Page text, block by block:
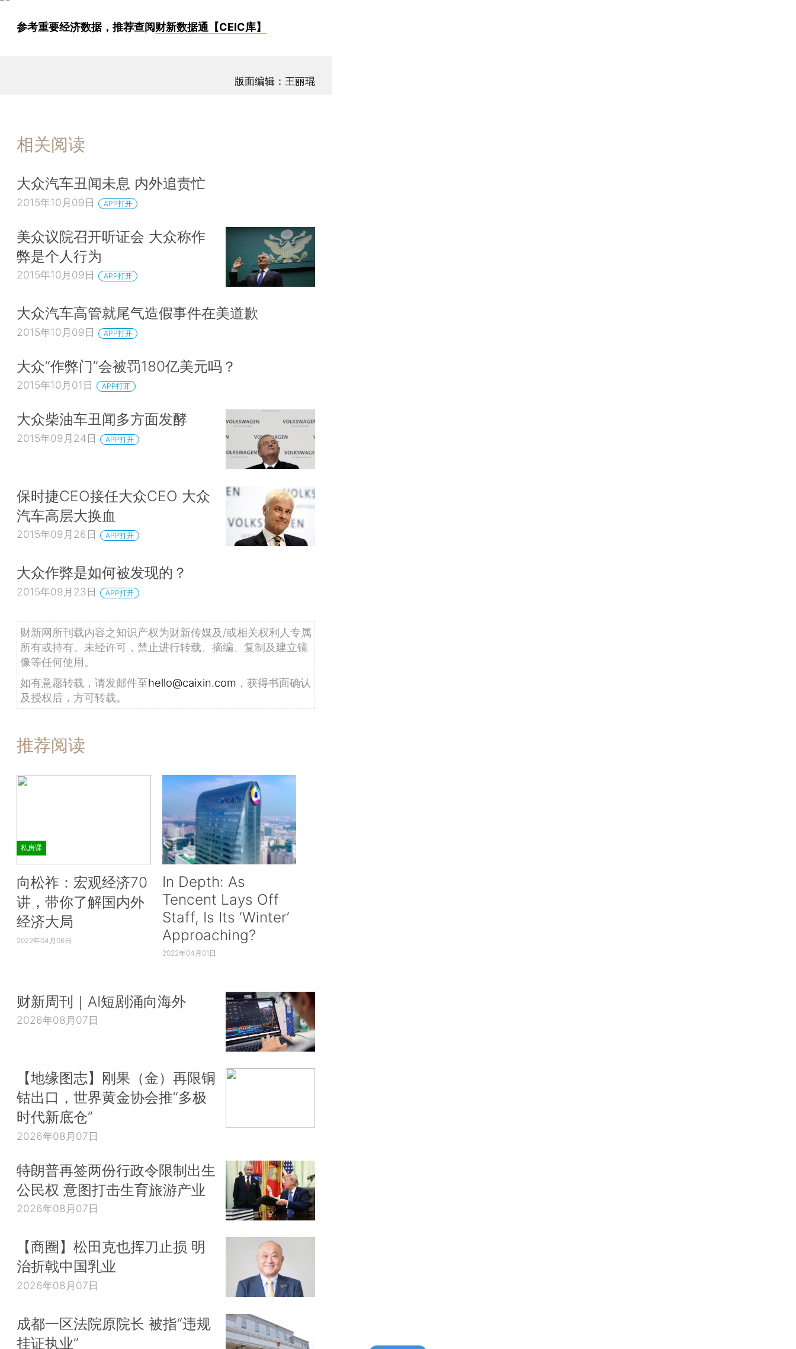
参考重要经济数据，推荐查阅财新数据通【CEIC库】
版面编辑：王丽琨
相关阅读
大众汽车丑闻未息 内外追责忙
2015年10月09日 APP打开
美众议院召开听证会 大众称作
弊是个人行为
2015年10月09日 APP打开
大众汽车高管就尾气造假事件在美道歉
2015年10月09日 APP打开
大众“作弊门”会被罚180亿美元吗？
2015年10月01日 APP打开
大众柴油车丑闻多方面发酵
2015年09月24日 APP打开
保时捷CEO接任大众CEO 大众
汽车高层大换血
2015年09月26日 APP打开
大众作弊是如何被发现的？
2015年09月23日 APP打开
财新网所刊载内容之知识产权为财新传媒及/或相关权利人专属
所有或持有。未经许可，禁止进行转载、摘编、复制及建立镜
像等任何使用。
如有意愿转载，请发邮件至hello@caixin.com ，获得书面确认
及授权后，方可转载。
推荐阅读
私房课
向松祚：宏观经济70
讲，带你了解国内外
经济大局
2022年04月06日
In Depth: As
Tencent Lays Off
Staff, Is Its ‘Winter’
Approaching?
2022年04月01日
财新周刊｜AI短剧涌向海外
2026年08月07日
【地缘图志】刚果（金）再限铜
钴出口，世界黄金协会推“多极
时代新底仓”
2026年08月07日
特朗普再签两份行政令限制出生
公民权 意图打击生育旅游产业
2026年08月07日
【商圈】松田克也挥刀止损 明
治折戟中国乳业
2026年08月07日
成都一区法院原院长 被指“违规
挂证执业”